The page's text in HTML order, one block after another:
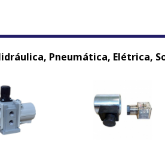
Pneumática, Elétrica,